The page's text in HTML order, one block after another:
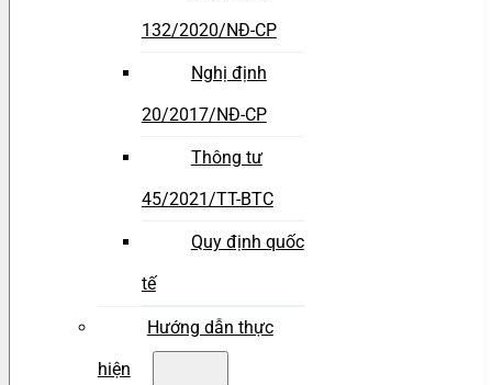
132/2020/NĐ-CP
Nghị định
20/2017/NĐ-CP
Thông tư
45/2021/TT-BTC
Quy định quốc
tế
Hướng dẫn thực
hiện